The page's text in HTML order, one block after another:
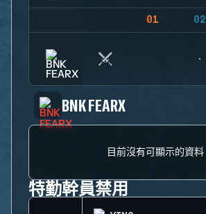
01 02
BNK FEARX
目前沒有可顯示的資料
特勤幹員禁用